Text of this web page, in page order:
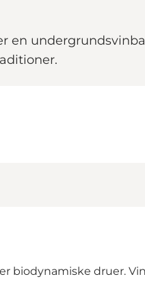
en
biodynamiske druer.